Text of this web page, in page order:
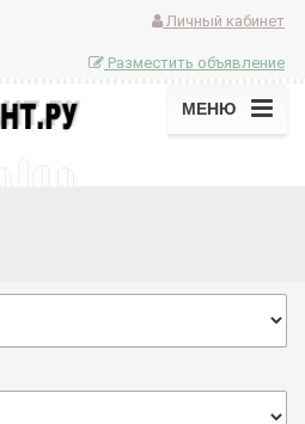
Личный кабинет
Разместить объявление
МЕНЮ